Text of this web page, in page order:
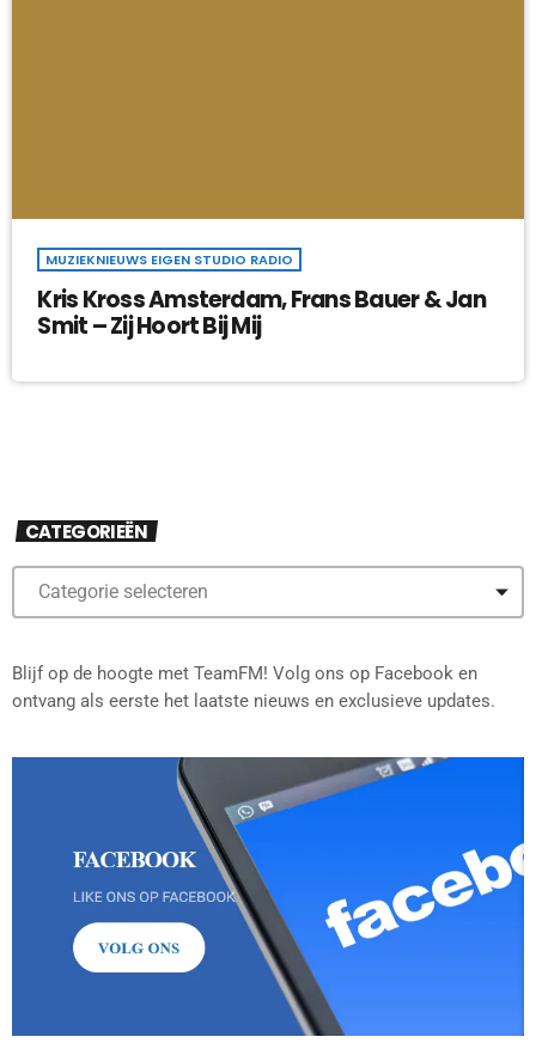
MUZIEKNIEUWS EIGEN STUDIO RADIO
Kris Kross Amsterdam, Frans Bauer & Jan
Smit – Zij Hoort Bij Mij
CATEGORIEËN
Blijf op de hoogte met TeamFM! Volg ons op Facebook en
ontvang als eerste het laatste nieuws en exclusieve updates.